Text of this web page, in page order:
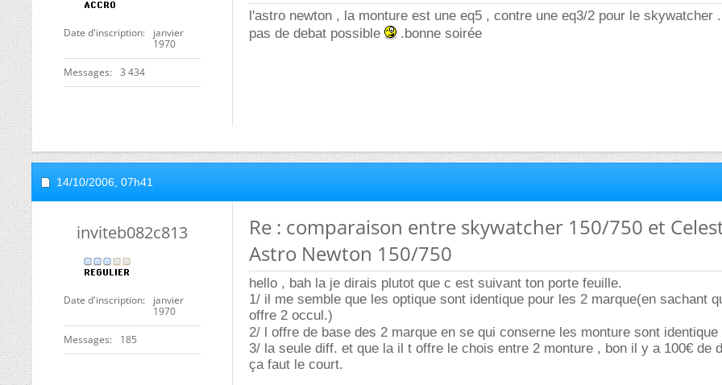
Date d'inscription
janvier
1970
Messages 3 434
l'astro newton , la monture est une eq5 , contre une eq3/2 pour le skywatcher
pas de debat possible
.bonne soirée
14/10/2006, 07h41
inviteb082c813
Date d'inscription
janvier
1970
Messages 185
Re : comparaison entre skywatcher 150/750 et
Astro Newton 150/750
hello , bah la je dirais plutot que c est suivant ton porte feuille.
1/ il me semble que les optique sont identique pour les 2 marque(en sachant
offre 2 occul.)
2/ l offre de base des 2 marque en se qui conserne les monture sont
3/ la seule diff. et que la il t offre le chois entre 2 monture , bon il y a 100€ de
ça faut le court.